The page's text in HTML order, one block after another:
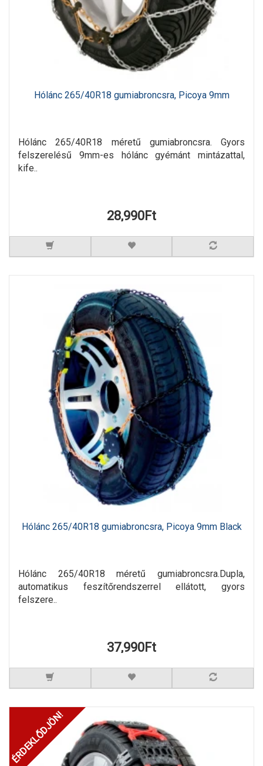
Hólánc 265/40R18 gumiabroncsra, Picoya 9mm
Hólánc 265/40R18 méretű gumiabroncsra. Gyors
felszerelésű 9mm-es hólánc gyémánt mintázattal,
kife..
28,990Ft
Hólánc 265/40R18 gumiabroncsra, Picoya 9mm Black
Hólánc 265/40R18 méretű gumiabroncsra.Dupla,
automatikus feszítőrendszerrel ellátott, gyors
felszere..
37,990Ft
ÉRDEKLŐDJÖN!